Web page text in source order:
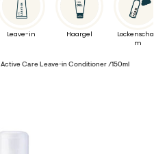
Leave-in Haargel
Lockenschau
m
Active Care Leave-in Conditioner /150ml